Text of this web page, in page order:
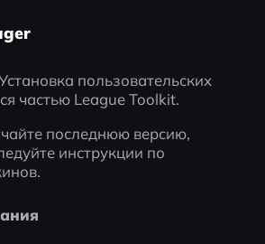
пользовательских
частью League Toolkit.
последнюю версию,
инструкции по